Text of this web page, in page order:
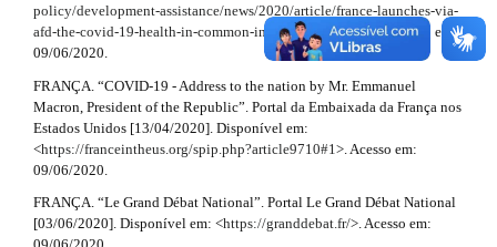
.
a
c
c
e
s
i
e
.
d
e
t
a
policy/development-assistance/news/2020/article/france-launches-via-
afd-the-covid-19-health-in-common-initiative-to-support>. Acesso em:
09/06/2020.
FRANÇA. “COVID-19 - Address to the nation by Mr. Emmanuel
Macron, President of the Republic”. Portal da Embaixada da França nos
Estados Unidos [13/04/2020]. Disponível em:
<https://franceintheus.org/spip.php?article9710#1 >. Acesso em:
09/06/2020.
FRANÇA. “Le Grand Débat National”. Portal Le Grand Débat National
[03/06/2020]. Disponível em: <https://granddebat.fr/>. Acesso em: